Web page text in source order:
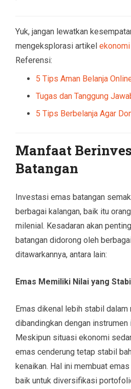
Yuk, jangan lewatkan
mengeksplorasi artikel
Referensi:
5 Tips Aman Belanja
Tugas dan Tanggung
5 Tips Berbelanja Agar
Manfaat
Batangan
Investasi emas batangan
berbagai kalangan, baik itu
milenial. Kesadaran akan
batangan didorong oleh
ditawarkannya, antara lain:
Emas Memiliki Nilai yang
Emas dikenal lebih stabil
dibandingkan dengan instrumen
Meskipun situasi ekonomi
emas cenderung tetap stabil
kenaikan. Hal ini membuat
baik untuk diversifikasi